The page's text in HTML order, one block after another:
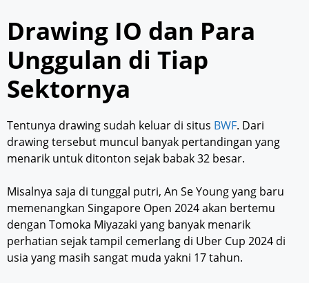
Drawing IO dan Para
Unggulan di Tiap
Sektornya
Tentunya drawing sudah keluar di situs BWF. Dari
drawing tersebut muncul banyak pertandingan yang
menarik untuk ditonton sejak babak 32 besar.
Misalnya saja di tunggal putri, An Se Young yang baru
memenangkan Singapore Open 2024 akan bertemu
dengan Tomoka Miyazaki yang banyak menarik
perhatian sejak tampil cemerlang di Uber Cup 2024 di
usia yang masih sangat muda yakni 17 tahun.